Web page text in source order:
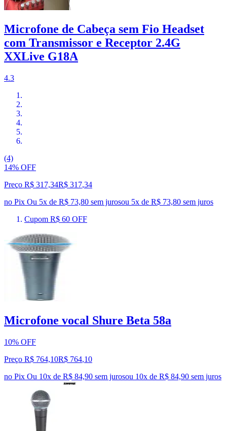
Microfone de Cabeça sem Fio Headset
com Transmissor e Receptor 2.4G
XXLive G18A
4.3
(4)
14% OFF
Preço R$ 317,34R$ 317,34
no Pix Ou 5x de R$ 73,80 sem jurosou 5x de R$ 73,80 sem juros
Cupom R$ 60 OFF
Microfone vocal Shure Beta 58a
10% OFF
Preço R$ 764,10R$ 764,10
no Pix Ou 10x de R$ 84,90 sem jurosou 10x de R$ 84,90 sem juros